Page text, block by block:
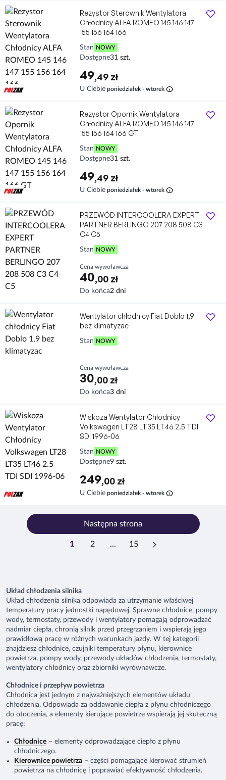
Rezystor Sterownik Wentylatora
Chłodnicy ALFA ROMEO 145 146 147
155 156 164 166
Stan NOWY
Dostępne31 szt.
49,49 zł
U Ciebie poniedziałek - wtorek info
Rezystor Opornik Wentylatora
Chłodnicy ALFA ROMEO 145 146 147
155 156 164 166 GT
Stan NOWY
Dostępne31 szt.
49,49 zł
U Ciebie poniedziałek - wtorek info
PRZEWÓD INTERCOOLERA EXPERT
PARTNER BERLINGO 207 208 508 C3
C4 C5
Stan NOWY
Cena wywoławcza
40,00 zł
Wentylator chłodnicy Fiat Doblo 1,9
bez klimatyzac
Stan NOWY
Cena wywoławcza
30,00 zł
Wiskoza Wentylator Chłodnicy
Volkswagen LT28 LT35 LT46 2.5 TDI
SDI 1996-06
Stan NOWY
Dostępne9 szt.
249,00 zł
U Ciebie poniedziałek - wtorek info
Następna strona
1 2 ... 15
Układ chłodzenia silnika
Układ chłodzenia silnika odpowiada za utrzymanie właściwej
temperatury pracy jednostki napędowej. Sprawne chłodnice, pompy
wody, termostaty, przewody i wentylatory pomagają odprowadzać
nadmiar ciepła, chronią silnik przed przegrzaniem i wspierają jego
prawidłową pracę w różnych warunkach jazdy. W tej kategorii
znajdziesz chłodnice, czujniki temperatury płynu, kierownice
powietrza, pompy wody, przewody układów chłodzenia, termostaty,
wentylatory chłodnicy oraz zbiorniki wyrównawcze.
Chłodnice i przepływ powietrza
Chłodnica jest jednym z najważniejszych elementów układu
chłodzenia. Odpowiada za oddawanie ciepła z płynu chłodniczego
do otoczenia, a elementy kierujące powietrze wspierają jej skuteczną
pracę:
Chłodnice – elementy odprowadzające ciepło z płynu
chłodniczego.
Kierownice powietrza – części pomagające kierować strumień
powietrza na chłodnicę i poprawiać efektywność chłodzenia.